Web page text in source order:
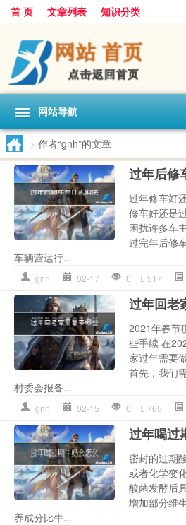
首 页 文章列表 知识分类
网站导航
> 作者“gnh”的文章
过年后修
过年修车好
修车好还是
困扰许多车
过完年后修
车辆营运行...
gnh 02-17 0 517
过年回老
2021年春节
些手续 在
家过年需要
首先，我们
村委会报备...
gnh 02-15 0 765
过年喝过
密封的过期
或者化学变
酸菌发酵后
增加部分维
养成分比牛...